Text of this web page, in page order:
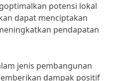
potensi lokal
dapat menciptakan
pendapatan
jenis pembangunan
dampak positif